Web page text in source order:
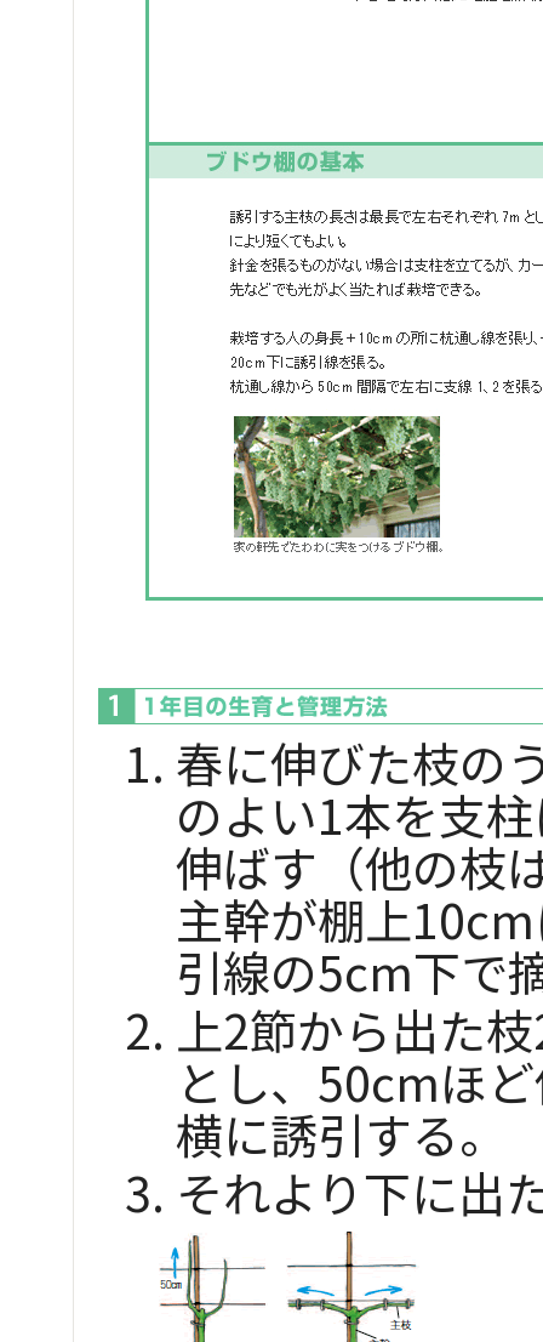
春に伸びた枝の
のよい1本を支
伸ばす（他の枝
主幹が棚上
引線の5cm下で
上2節から出た
とし、50cmほ
横に誘引する。
それより下に出